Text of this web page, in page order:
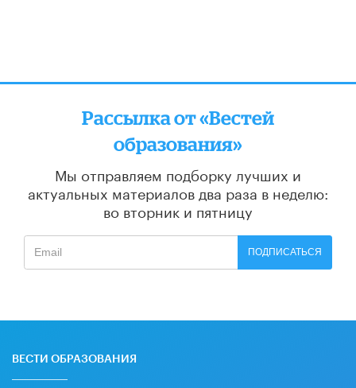
Рассылка от «Вестей
образования»
Мы отправляем подборку лучших и
актуальных материалов два раза в неделю:
во вторник и пятницу
ПОДПИСАТЬСЯ
ВЕСТИ ОБРАЗОВАНИЯ